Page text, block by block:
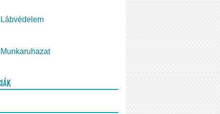
Lábvédelem
Munkaruhazat